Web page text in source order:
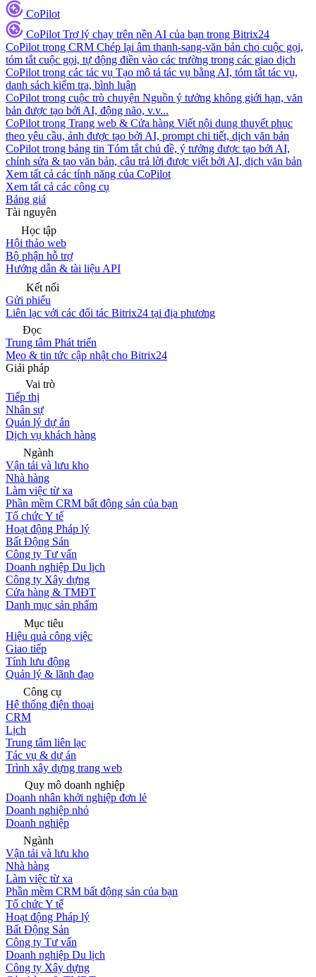
CoPilot
CoPilot Trợ lý chạy trên nền AI của bạn trong Bitrix24
CoPilot trong CRM Chép lại âm thanh-sang-văn bản cho cuộc gọi,
tóm tắt cuộc gọi, tự động điền vào các trường trong các giao dịch
CoPilot trong các tác vụ Tạo mô tả tác vụ bằng AI, tóm tắt tác vụ,
danh sách kiểm tra, bình luận
CoPilot trong cuộc trò chuyện Nguồn ý tưởng không giới hạn, văn
bản được tạo bởi AI, động não, v.v...
CoPilot trong Trang web & Cửa hàng Viết nội dung thuyết phục
theo yêu cầu, ảnh được tạo bởi AI, prompt chi tiết, dịch văn bản
CoPilot trong bảng tin Tóm tắt chủ đề, ý tưởng được tạo bởi AI,
chỉnh sửa & tạo văn bản, câu trả lời được viết bởi AI, dịch văn bản
Xem tất cả các tính năng của CoPilot
Xem tất cả các công cụ
Bảng giá
Tài nguyên
Học tập
Hội thảo web
Bộ phận hỗ trợ
Hướng dẫn & tài liệu API
Kết nối
Gửi phiếu
Liên lạc với các đối tác Bitrix24 tại địa phương
Đọc
Trung tâm Phát triển
Mẹo & tin tức cập nhật cho Bitrix24
Giải pháp
Vai trò
Tiếp thị
Nhân sự
Quản lý dự án
Dịch vụ khách hàng
Ngành
Vận tải và lưu kho
Nhà hàng
Làm việc từ xa
Phần mềm CRM bất động sản của bạn
Tổ chức Y tế
Hoạt động Pháp lý
Bất Động Sản
Công ty Tư vấn
Doanh nghiệp Du lịch
Công ty Xây dựng
Cửa hàng & TMĐT
Danh mục sản phẩm
Mục tiêu
Hiệu quả công việc
Giao tiếp
Tính lưu động
Quản lý & lãnh đạo
Công cụ
Hệ thống điện thoại
CRM
Lịch
Trung tâm liên lạc
Tác vụ & dự án
Trình xây dựng trang web
Quy mô doanh nghiệp
Doanh nhân khởi nghiệp đơn lẻ
Doanh nghiệp nhỏ
Doanh nghiệp
Ngành
Vận tải và lưu kho
Nhà hàng
Làm việc từ xa
Phần mềm CRM bất động sản của bạn
Tổ chức Y tế
Hoạt động Pháp lý
Bất Động Sản
Công ty Tư vấn
Doanh nghiệp Du lịch
Công ty Xây dựng